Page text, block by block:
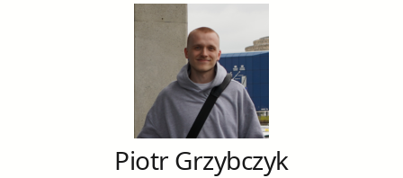
Piotr Grzybczyk